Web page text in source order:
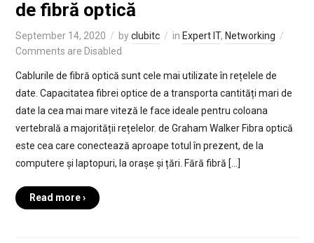
de fibră optică
September 14, 2020 byclubitc in Expert IT, Networking
Comments are Disabled
Cablurile de fibră optică sunt cele mai utilizate în rețelele de
date. Capacitatea fibrei optice de a transporta cantități mari de
date la cea mai mare viteză le face ideale pentru coloana
vertebrală a majorității rețelelor. de Graham Walker Fibra optică
este cea care conectează aproape totul în prezent, de la
computere și laptopuri, la orașe și țări. Fără fibră […]
Read more ›